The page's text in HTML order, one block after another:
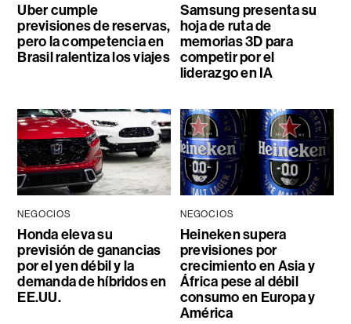
Uber cumple
previsiones de reservas,
pero la competencia en
Brasil ralentiza los viajes
Samsung presenta su
hoja de ruta de
memorias 3D para
competir por el
liderazgo en IA
NEGOCIOS
Honda eleva su
previsión de ganancias
por el yen débil y la
demanda de híbridos en
EE.UU.
NEGOCIOS
Heineken supera
previsiones por
crecimiento en Asia y
África pese al débil
consumo en Europa y
América